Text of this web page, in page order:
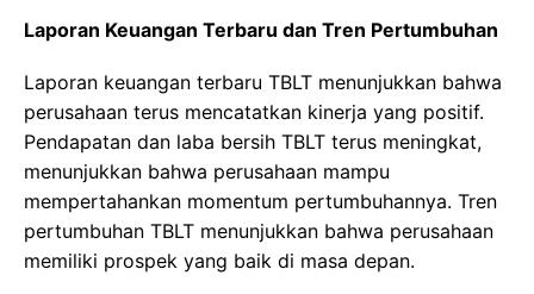
Laporan Keuangan Terbaru dan Tren Pertumbuhan
Laporan keuangan terbaru TBLT menunjukkan bahwa
perusahaan terus mencatatkan kinerja yang positif.
Pendapatan dan laba bersih TBLT terus meningkat,
menunjukkan bahwa perusahaan mampu
mempertahankan momentum pertumbuhannya. Tren
pertumbuhan TBLT menunjukkan bahwa perusahaan
memiliki prospek yang baik di masa depan.